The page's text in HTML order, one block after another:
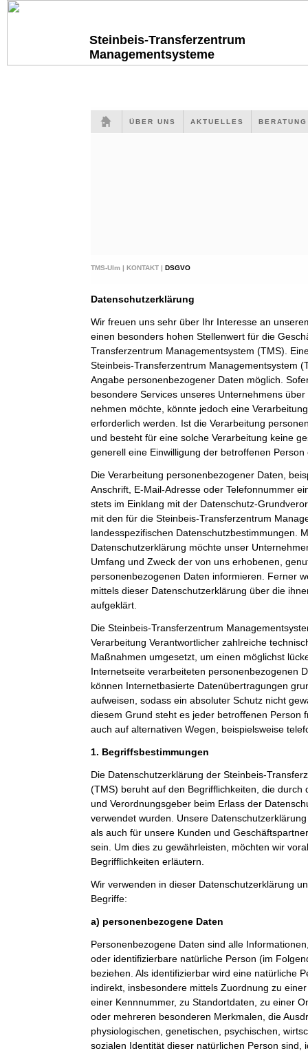
Steinbeis-Transferzentrum
Managementsysteme
ÜBER UNS AKTUELLES
TMS-Ulm | KONTAKT | DSGVO
Datenschutzerklärung
Wir freuen uns sehr über Ihr Interesse an
einen besonders hohen Stellenwert für die
Transferzentrum Managementsystem (TMS).
Steinbeis-Transferzentrum Managementsystem
Angabe personenbezogener Daten möglich.
besondere Services unseres Unternehmens
nehmen möchte, könnte jedoch eine
erforderlich werden. Ist die Verarbeitung
und besteht für eine solche Verarbeitung keine
generell eine Einwilligung der betroffenen Person
Die Verarbeitung personenbezogener Daten,
Anschrift, E-Mail-Adresse oder Telefonnummer
stets im Einklang mit der Datenschutz-
mit den für die Steinbeis-Transferzentrum
landesspezifischen Datenschutzbestimmungen.
Datenschutzerklärung möchte unser
Umfang und Zweck der von uns erhobenen,
personenbezogenen Daten informieren. Ferner
mittels dieser Datenschutzerklärung über die
aufgeklärt.
Die Steinbeis-Transferzentrum
Verarbeitung Verantwortlicher zahlreiche
Maßnahmen umgesetzt, um einen möglichst
Internetseite verarbeiteten personenbezogenen
können Internetbasierte Datenübertragungen
aufweisen, sodass ein absoluter Schutz nicht
diesem Grund steht es jeder betroffenen Person
auch auf alternativen Wegen, beispielsweise
1. Begriffsbestimmungen
Die Datenschutzerklärung der Steinbeis-
(TMS) beruht auf den Begrifflichkeiten, die durch
und Verordnungsgeber beim Erlass der
verwendet wurden. Unsere
als auch für unsere Kunden und
sein. Um dies zu gewährleisten, möchten wir
Begrifflichkeiten erläutern.
Wir verwenden in dieser Datenschutzerklärung
Begriffe:
a) personenbezogene Daten
Personenbezogene Daten sind alle
oder identifizierbare natürliche Person (im
beziehen. Als identifizierbar wird eine natürliche
indirekt, insbesondere mittels Zuordnung zu
einer Kennnummer, zu Standortdaten, zu einer
oder mehreren besonderen Merkmalen, die
physiologischen, genetischen, psychischen,
sozialen Identität dieser natürlichen Person sind,